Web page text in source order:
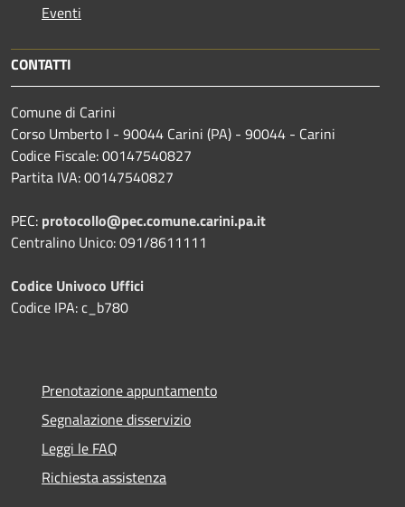
Eventi
CONTATTI
Comune di Carini
Corso Umberto I - 90044 Carini (PA) - 90044 - Carini
Codice Fiscale: 00147540827
Partita IVA: 00147540827
PEC: protocollo@pec.comune.carini.pa.it
Centralino Unico: 091/8611111
Codice Univoco Uffici
Codice IPA: c_b780
Prenotazione appuntamento
Segnalazione disservizio
Leggi le FAQ
Richiesta assistenza